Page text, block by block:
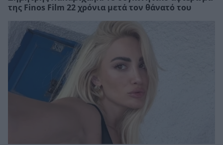
της Finos Film 22 χρόνια μετά τον θάνατό του